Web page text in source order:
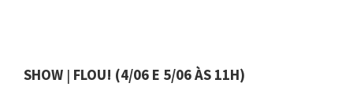
SHOW | FLOU! (4/06 E 5/06 ÀS 11H)